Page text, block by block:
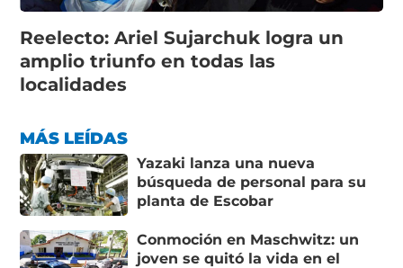
Reelecto: Ariel Sujarchuk logra un
amplio triunfo en todas las
localidades
MÁS LEÍDAS
Yazaki lanza una nueva
búsqueda de personal para su
planta de Escobar
Conmoción en Maschwitz: un
joven se quitó la vida en el